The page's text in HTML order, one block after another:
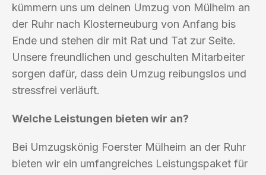
kümmern uns um deinen Umzug von Mülheim an
der Ruhr nach Klosterneuburg von Anfang bis
Ende und stehen dir mit Rat und Tat zur Seite.
Unsere freundlichen und geschulten Mitarbeiter
sorgen dafür, dass dein Umzug reibungslos und
stressfrei verläuft.
Welche Leistungen bieten wir an?
Bei Umzugskönig Foerster Mülheim an der Ruhr
bieten wir ein umfangreiches Leistungspaket für